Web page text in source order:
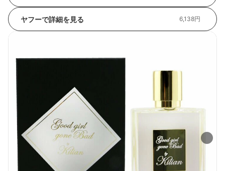
ヤフーで詳細を見る 6,138円